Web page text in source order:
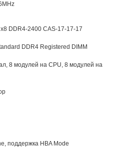
DDR4-2400 CAS-17-17-17
DDR4 Registered DIMM
8 модулей на CPU, 8 модулей на
поддержка HBA Mode